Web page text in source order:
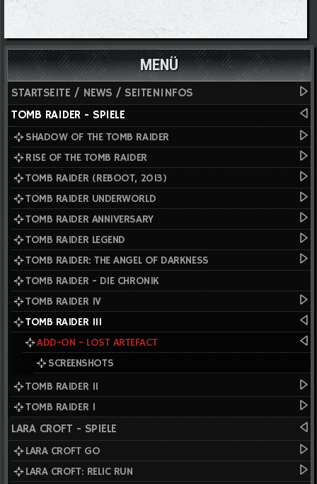
MENÜ
STARTSEITE / NEWS / SEITENINFOS
TOMB RAIDER - SPIELE
SHADOW OF THE TOMB RAIDER
RISE OF THE TOMB RAIDER
TOMB RAIDER (REBOOT, 2013)
TOMB RAIDER UNDERWORLD
TOMB RAIDER ANNIVERSARY
TOMB RAIDER LEGEND
TOMB RAIDER: THE ANGEL OF DARKNESS
TOMB RAIDER - DIE CHRONIK
TOMB RAIDER IV
TOMB RAIDER III
ADD-ON - LOST ARTEFACT
SCREENSHOTS
TOMB RAIDER II
TOMB RAIDER I
LARA CROFT - SPIELE
LARA CROFT GO
LARA CROFT: RELIC RUN